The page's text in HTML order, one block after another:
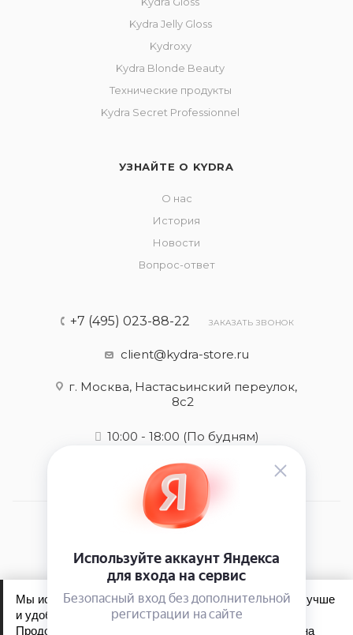
Kydra Jelly Gloss
Kydroxy
Kydra Blonde Beauty
Технические продукты
Kydra Secret Professionnel
УЗНАЙТЕ О KYDRA
О нас
История
Новости
Вопрос-ответ
+7 (495) 023-88-22 ЗАКАЗАТЬ ЗВОНОК
client@kydra-store.ru
г. Москва, Настасьинский переулок,
8с2
10:00 - 18:00 (По будням)
2026 © kydra-store.ru - интернет-магазин
Мы используем файлы cookie, чтобы сайт работал лучше
и удобнее для вас.
Продолжая пользоваться сайтом, вы соглашаетесь на